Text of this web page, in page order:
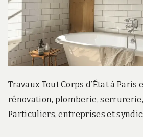
a
r
d
s
.
f
r
Travaux Tout Corps d’État à Paris
rénovation, plomberie,
Particuliers, entreprises et